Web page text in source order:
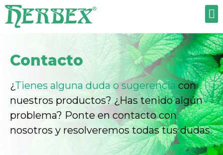
Contacto
¿Tienes alguna duda o sugerenciacon
nuestros productos? ¿Has tenido algún
problema? Ponte en contacto con
nosotros y resolveremos todas tus dudas.